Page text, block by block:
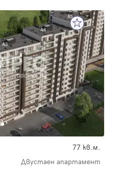
77 кв.м.
Двустаен апартамент